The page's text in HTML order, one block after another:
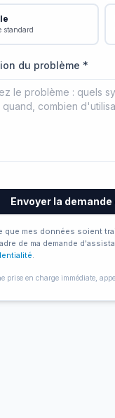
standard
du problème *
Envoyer la
que mes données soient
de ma demande
.
prise en charge immédiate,